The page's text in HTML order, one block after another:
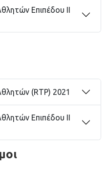
ΙΙ
(RTP) 2021
ΙΙ